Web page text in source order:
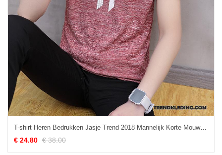
T-shirt Heren Bedrukken Jasje Trend 2018 Mannelijk Korte Mouw Rood
€ 24.80 € 38.00